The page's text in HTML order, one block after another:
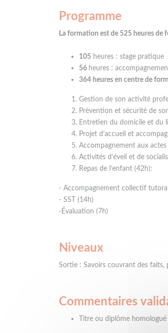
Programme
La formation est de 525 heures de
105 heures : stage pratique
56 heures :
364 heures en centre de
Gestion de son activité
Prévention et sécurité de
Entretien du domicile et du
Projet d’accueil et
Accompagnement aux
Activités d’éveil et de
Repas de l’enfant (42h):
- Accompagnement collectif
- SST (14h)
-Évaluation (7h)
Niveaux
Sortie : Savoirs couvrant des faits,
Commentaires
Titre ou diplôme homologué